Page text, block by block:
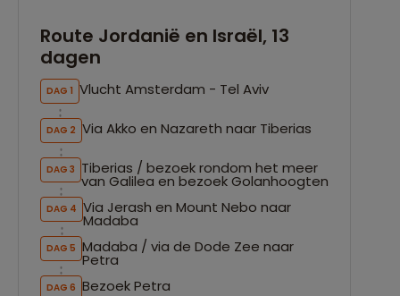
Route Jordanië en Israël, 13
dagen
DAG 1 Vlucht Amsterdam - Tel Aviv
DAG 2 Via Akko en Nazareth naar Tiberias
DAG 3 Tiberias / bezoek rondom het meer
van Galilea en bezoek Golanhoogten
DAG 4 Via Jerash en Mount Nebo naar
Madaba
DAG 5 Madaba / via de Dode Zee naar
Petra
DAG 6 Bezoek Petra